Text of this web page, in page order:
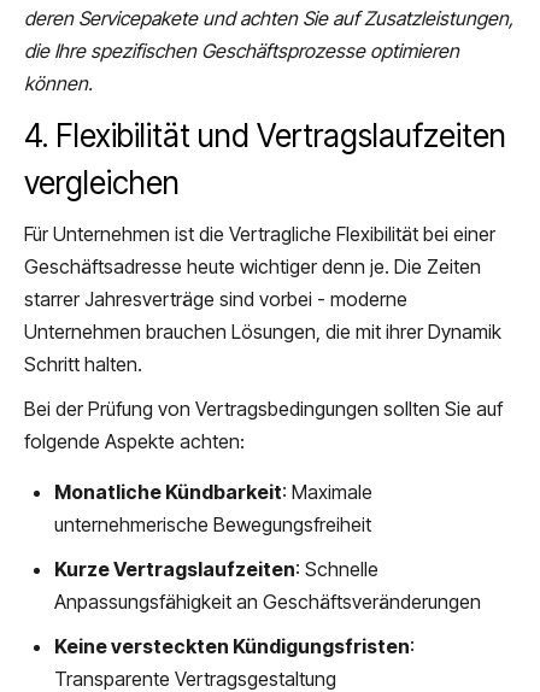
deren Servicepakete und achten Sie auf Zusatzleistungen,
die Ihre spezifischen Geschäftsprozesse optimieren
können.
4. Flexibilität und Vertragslaufzeiten
vergleichen
Für Unternehmen ist die Vertragliche Flexibilität bei einer
Geschäftsadresse heute wichtiger denn je. Die Zeiten
starrer Jahresverträge sind vorbei - moderne
Unternehmen brauchen Lösungen, die mit ihrer Dynamik
Schritt halten.
Bei der Prüfung von Vertragsbedingungen sollten Sie auf
folgende Aspekte achten:
Monatliche Kündbarkeit: Maximale
unternehmerische Bewegungsfreiheit
Kurze Vertragslaufzeiten: Schnelle
Anpassungsfähigkeit an Geschäftsveränderungen
Keine versteckten Kündigungsfristen:
Transparente Vertragsgestaltung